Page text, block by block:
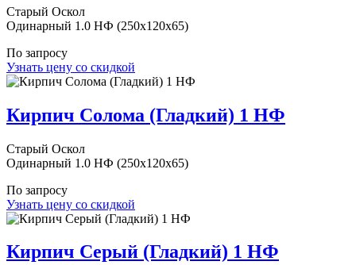
Старый Оскол
Одинарный 1.0 НФ (250x120x65)
По запросу
Узнать цену со скидкой
Кирпич Солома (Гладкий) 1 НФ
Старый Оскол
Одинарный 1.0 НФ (250x120x65)
По запросу
Узнать цену со скидкой
Кирпич Серый (Гладкий) 1 НФ